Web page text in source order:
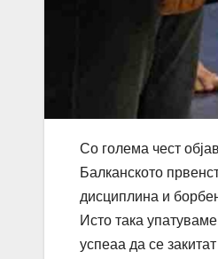
Со голема чест
Балканското
дисциплина и
Исто така
успеаа да се